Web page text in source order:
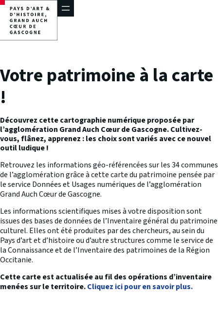
Aller
contenu
Votre patrimoine à la carte
!
Découvrez cette cartographie numérique proposée par
l’agglomération Grand Auch Cœur de Gascogne. Cultivez-
vous, flânez, apprenez : les choix sont variés avec ce nouvel
outil ludique !
Retrouvez les informations géo-référencées sur les 34 communes
de l’agglomération grâce à cette carte du patrimoine pensée par
le service Données et Usages numériques de l’agglomération
Grand Auch Cœur de Gascogne.
Les informations scientifiques mises à votre disposition sont
issues des bases de données de l’Inventaire général du patrimoine
culturel. Elles ont été produites par des chercheurs, au sein du
Pays d’art et d’histoire ou d’autre structures comme le service de
la Connaissance et de l’Inventaire des patrimoines de la Région
Occitanie.
Cette carte est actualisée au fil des opérations d’inventaire
menées sur le territoire.Cliquez ici pour en savoir plus.